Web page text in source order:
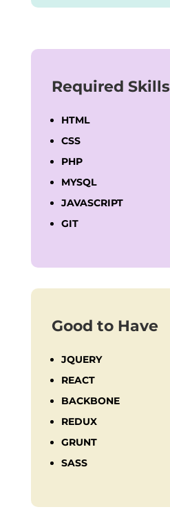
Required Skills
HTML
CSS
PHP
MYSQL
JAVASCRIPT
GIT
Good to Have
JQUERY
REACT
BACKBONE
REDUX
GRUNT
SASS